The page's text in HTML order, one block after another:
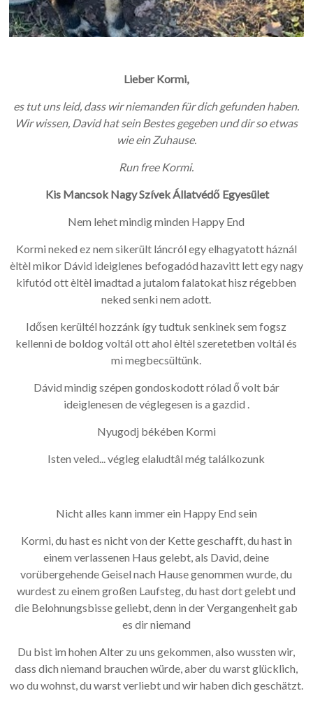
Lieber Kormi,
es tut uns leid, dass wir niemanden für dich gefunden haben.
Wir wissen, David hat sein Bestes gegeben und dir so etwas
wie ein Zuhause.
Run free Kormi.
Kis Mancsok Nagy Szívek Állatvédő Egyesület
Nem lehet mindig minden Happy End
Kormi neked ez nem sikerült láncról egy elhagyatott háznál
èltèl mikor Dávid ideiglenes befogadód hazavitt lett egy nagy
kifutód ott èltèl imadtad a jutalom falatokat hisz régebben
neked senki nem adott.
Idősen kerültél hozzánk így tudtuk senkinek sem fogsz
kellenni de boldog voltál ott ahol èltèl szeretetben voltál és
mi megbecsültünk.
Dávid mindig szépen gondoskodott rólad ő volt bár
ideiglenesen de véglegesen is a gazdid .
Nyugodj békében Kormi
Isten veled... végleg elaludtâl még találkozunk
Nicht alles kann immer ein Happy End sein
Kormi, du hast es nicht von der Kette geschafft, du hast in
einem verlassenen Haus gelebt, als David, deine
vorübergehende Geisel nach Hause genommen wurde, du
wurdest zu einem großen Laufsteg, du hast dort gelebt und
die Belohnungsbisse geliebt, denn in der Vergangenheit gab
es dir niemand
Du bist im hohen Alter zu uns gekommen, also wussten wir,
dass dich niemand brauchen würde, aber du warst glücklich,
wo du wohnst, du warst verliebt und wir haben dich geschätzt.